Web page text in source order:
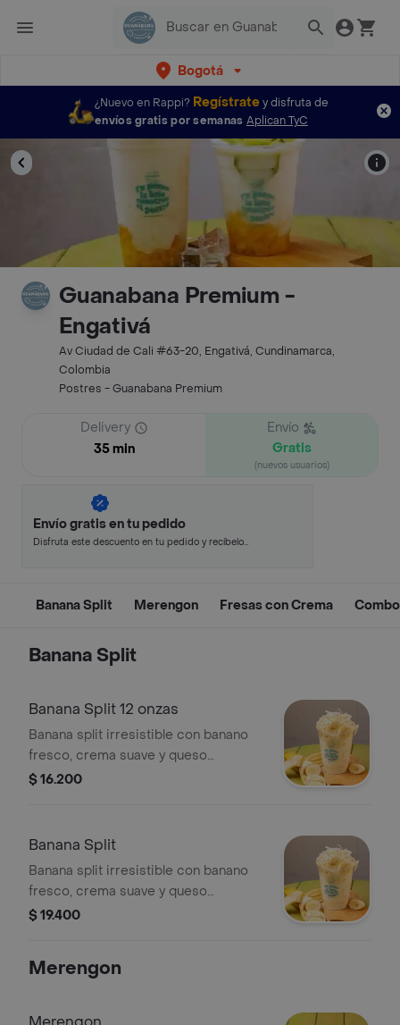
Bogotá
¿Nuevo en Rappi? Regístratey disfruta de
envíos gratis por semanas Aplican TyC
Guanabana Premium -
Engativá
Av Ciudad de Cali #63-20, Engativá, Cundinamarca,
Colombia
Postres - Guanabana Premium
Delivery
35 min
Envío
Gratis
(nuevos usuarios)
Envío gratis en tu pedido
Disfruta este descuento en tu pedido y recíbelo
Banana Split Merengon Fresas con Crema
Banana Split
Banana Split 12 onzas
Banana split irresistible con banano
fresco, crema suave y queso
campesino, coronado con un
simplemente delicioso.
$ 16.200
Banana Split
Banana split irresistible con banano
fresco, crema suave y queso
campesino, coronado con un
simplemente delicioso.
$ 19.400
Merengon